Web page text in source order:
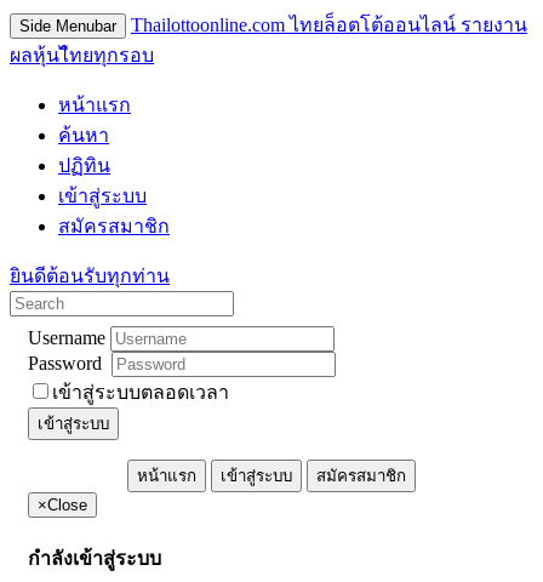
Side Menubar
Thailottoonline.com ไทยล็อตโต้ออนไลน์ รายงาน
ผลหุ้นไืทยทุกรอบ
หน้าแรก
ค้นหา
ปฏิทิน
เข้าสู่ระบบ
สมัครสมาชิก
ยินดีต้อนรับทุกท่าน
Username
Password
เข้าสู่ระบบตลอดเวลา
เข้าสู่ระบบ
หน้าแรก เข้าสู่ระบบ
สมัครสมาชิก
×Close
กำลังเข้าสู่ระบบ